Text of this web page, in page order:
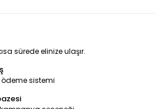
sürede elinize ulaşır.
sistemi